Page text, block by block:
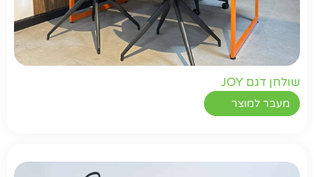
שולחן דגם JOY
מעבר למוצר